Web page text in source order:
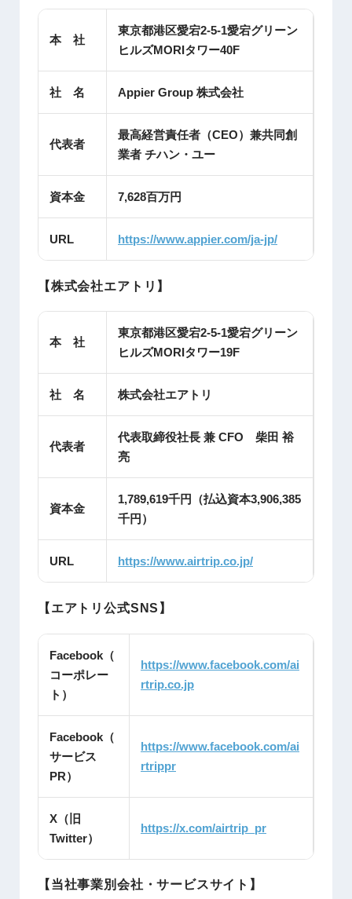
本 社
東京都港区愛宕2-5-1愛宕グリーン
ヒルズMORIタワー40F
社 名 Appier Group 株式会社
代表者
最高経営責任者（CEO）兼共同創
業者 チハン・ユー
資本金 7,628百万円
URL https://www.appier.com/ja-jp/
【株式会社エアトリ】
本 社
東京都港区愛宕2-5-1愛宕グリーン
ヒルズMORIタワー19F
社 名 株式会社エアトリ
代表者
代表取締役社長 兼 CFO 柴田 裕
亮
資本金
1,789,619千円（払込資本3,906,385
千円）
URL https://www.airtrip.co.jp/
【エアトリ公式SNS】
Facebook（
コーポレー
ト）
https://www.facebook.com/ai
rtrip.co.jp
Facebook（
サービス
PR）
https://www.facebook.com/ai
rtrippr
X（旧
Twitter）
https://x.com/airtrip_pr
【当社事業別会社・サービスサイト】